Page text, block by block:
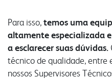
Para isso,temos uma
altamente especializada
a esclarecer suas dúvidas.
técnico de qualidade,
nossos Supervisores